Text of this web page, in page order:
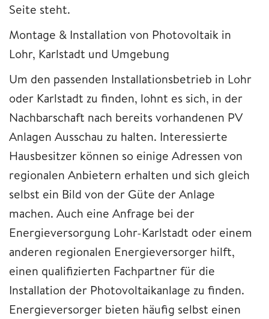
Seite steht.
Montage & Installation von Photovoltaik in
Lohr, Karlstadt und Umgebung
Um den passenden Installationsbetrieb in Lohr
oder Karlstadt zu finden, lohnt es sich, in der
Nachbarschaft nach bereits vorhandenen PV
Anlagen Ausschau zu halten. Interessierte
Hausbesitzer können so einige Adressen von
regionalen Anbietern erhalten und sich gleich
selbst ein Bild von der Güte der Anlage
machen. Auch eine Anfrage bei der
Energieversorgung Lohr-Karlstadt oder einem
anderen regionalen Energieversorger hilft,
einen qualifizierten Fachpartner für die
Installation der Photovoltaikanlage zu finden.
Energieversorger bieten häufig selbst einen